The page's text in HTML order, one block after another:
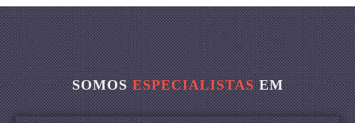
SOMOSESPECIALISTASEM